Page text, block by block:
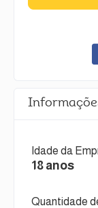
Idade da
18 anos
Quantidade